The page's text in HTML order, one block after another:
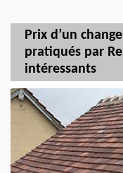
Prix d’un
pratiqués par
intéressants